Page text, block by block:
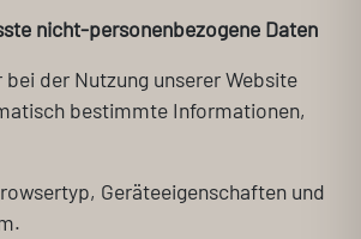
nicht-personenbezogene Daten
der Nutzung unserer Website
bestimmte Informationen,
Geräteeigenschaften und